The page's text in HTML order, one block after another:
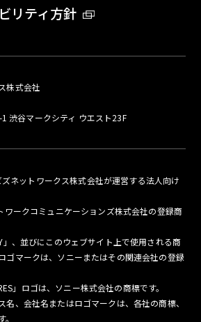
リティ方針
株式会社
渋谷マークシティ ウエスト23F
ズネットワークス株式会社が運営する法人向け
ワークコミュニケーションズ株式会社の登録商
」、並びにこのウェブサイト上で使用される商
ゴマークは、ソニーまたはその関連会社の登録
」ロゴは、ソニー株式会社の商標です。
名、会社名またはロゴマークは、各社の商標、